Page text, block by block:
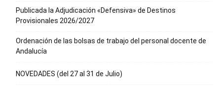
Publicada la Adjudicación «Defensiva» de Destinos
Provisionales 2026/2027
Ordenación de las bolsas de trabajo del personal docente de
Andalucía
NOVEDADES (del 27 al 31 de Julio)